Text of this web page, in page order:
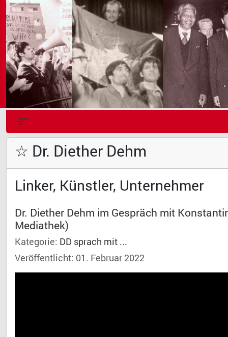
☆ Dr. Diether Dehm
Linker, Künstler, Unternehmer
Dr. Diether Dehm im Gespräch mit
Mediathek)
Kategorie: DD sprach mit ...
Veröffentlicht: 01. Februar 2022